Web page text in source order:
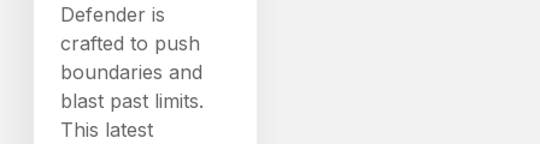
Defender is
crafted to push
boundaries and
blast past limits.
This latest